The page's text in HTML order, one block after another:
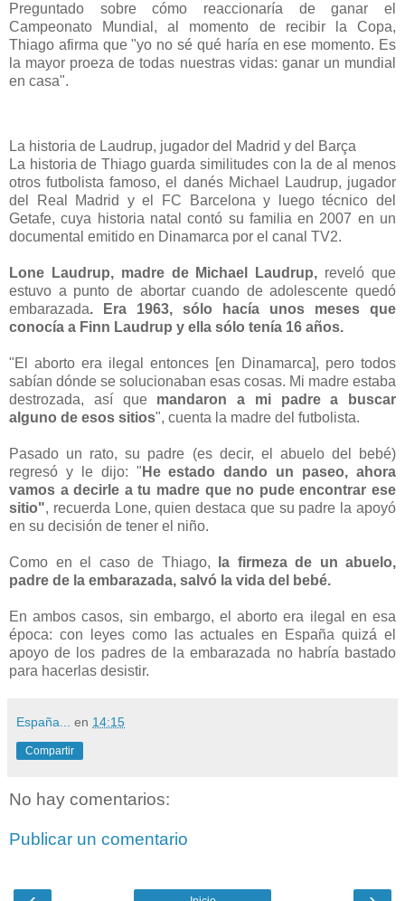
Preguntado sobre cómo reaccionaría de ganar el
Campeonato Mundial, al momento de recibir la Copa,
Thiago afirma que "yo no sé qué haría en ese momento. Es
la mayor proeza de todas nuestras vidas: ganar un mundial
en casa".
La historia de Laudrup, jugador del Madrid y del Barça
La historia de Thiago guarda similitudes con la de al menos
otros futbolista famoso, el danés Michael Laudrup, jugador
del Real Madrid y el FC Barcelona y luego técnico del
Getafe, cuya historia natal contó su familia en 2007 en un
documental emitido en Dinamarca por el canal TV2.
Lone Laudrup, madre de Michael Laudrup, reveló que
estuvo a punto de abortar cuando de adolescente quedó
embarazada. Era 1963, sólo hacía unos meses que
conocía a Finn Laudrup y ella sólo tenía 16 años.
"El aborto era ilegal entonces [en Dinamarca], pero todos
sabían dónde se solucionaban esas cosas. Mi madre estaba
destrozada, así que mandaron a mi padre a buscar
alguno de esos sitios", cuenta la madre del futbolista.
Pasado un rato, su padre (es decir, el abuelo del bebé)
regresó y le dijo: " He estado dando un paseo, ahora
vamos a decirle a tu madre que no pude encontrar ese
sitio", recuerda Lone, quien destaca que su padre la apoyó
en su decisión de tener el niño.
Como en el caso de Thiago, la firmeza de un abuelo,
padre de la embarazada, salvó la vida del bebé.
En ambos casos, sin embargo, el aborto era ilegal en esa
época: con leyes como las actuales en España quizá el
apoyo de los padres de la embarazada no habría bastado
para hacerlas desistir.
España... en 14:15
Compartir
No hay comentarios:
Publicar un comentario